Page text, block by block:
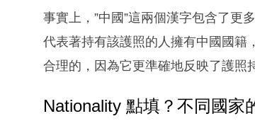
事實上，”中國”這兩個漢字包含了更
代表著持有該護照的人擁有中國國籍
合理的，因為它更準確地反映了護照
Nationality 點填？不同國家